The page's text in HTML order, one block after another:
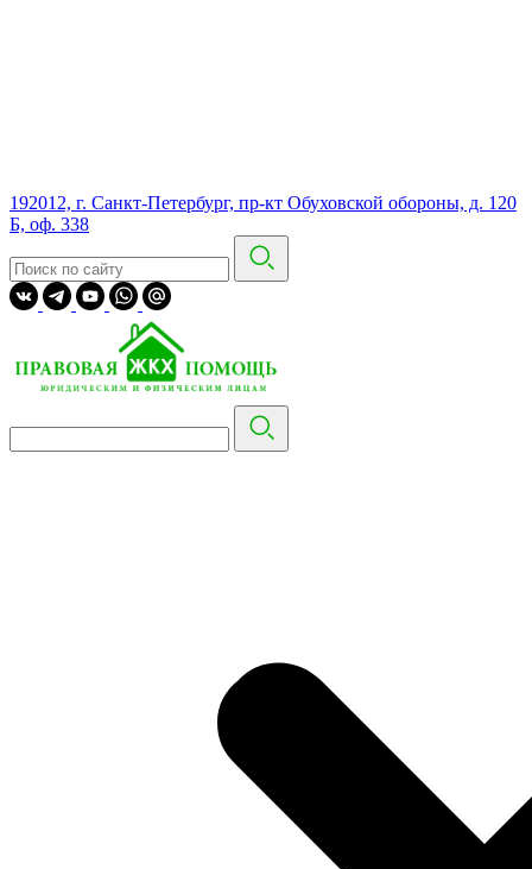
192012, г. Санкт-Петербург, пр-кт Обуховской обороны, д. 120
Б, оф. 338